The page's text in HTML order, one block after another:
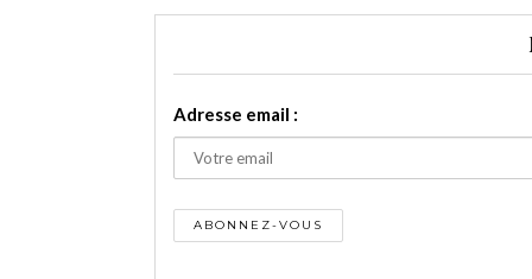
Adresse email :